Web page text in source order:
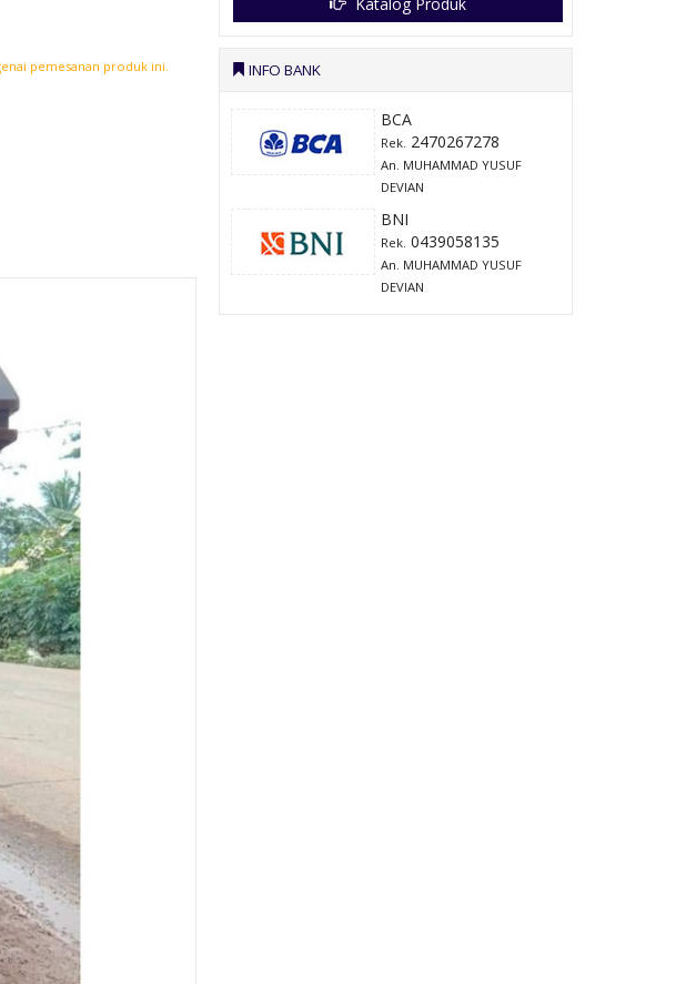
pemesanan produk ini. INFO BANK
BCA
Rek. 2470267278
An. MUHAMMAD YUSUF
DEVIAN
BNI
Rek. 0439058135
An. MUHAMMAD YUSUF
DEVIAN